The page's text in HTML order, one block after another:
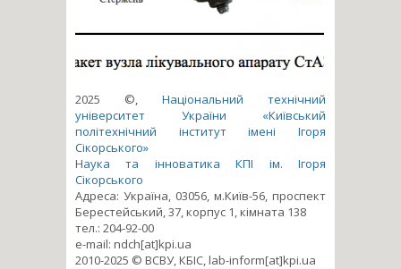
2025 ©, Національний технічний
університет України «Київський
політехнічний інститут імені Ігоря
Сікорського»
Наука та інноватика КПІ ім. Ігоря
Сікорського
Адреса: Україна, 03056, м.Київ-56, проспект
Берестейський, 37, корпус 1, кімната 138
тел.: 204-92-00
e-mail: ndch[at]kpi.ua
2010-2025 © ВСВУ, КБІС, lab-inform[at]kpi.ua